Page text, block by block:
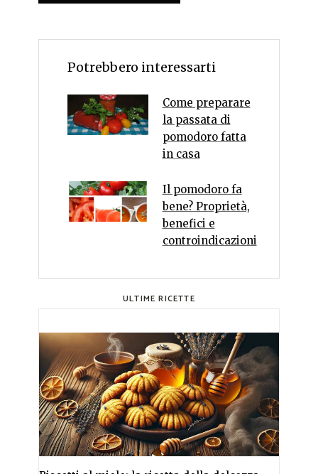
Potrebbero interessarti
Come preparare
la passata di
pomodoro fatta
in casa
Il pomodoro fa
bene? Proprietà,
benefici e
controindicazioni
ULTIME RICETTE